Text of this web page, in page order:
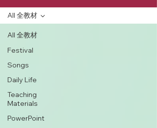
All 全教材
Festival
Songs
Daily Life
Teaching
Materials
PowerPoint
All 全教材